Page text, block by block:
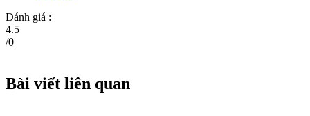
Đánh giá :
4.5
/0
Bài viết liên quan